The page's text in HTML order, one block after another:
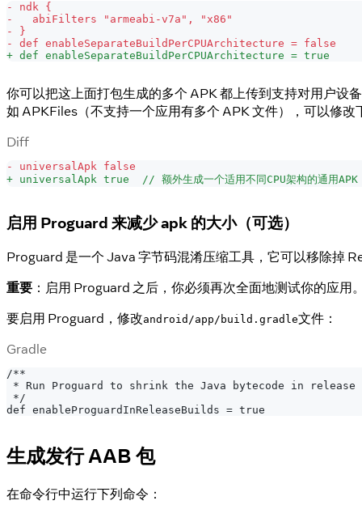
-
ndk {
-
   abiFilters "armeabi-v7a", "x86"
-
}
-
def enableSeparateBuildPerCPUArchitecture = false
+ def enableSeparateBuildPerCPUArchitecture = true
你可以把这上面打包生成的多个 APK 都上传到支持对用户
如 APKFiles（不支持一个应用有多个 APK 文件），可以修
Diff
-
universalApk false
+ universalApk true  // 额外生成一个适用不同CPU架构的通用APK
启用 Proguard 来减少 apk 的大小（可选）
Proguard 是一个 Java 字节码混淆压缩工具，它可以移除掉
重要 ：启用 Proguard 之后，你必须再次全面地测试你的应
要启用 Proguard，修改android/app/build.gradle文件：
Gradle
/**
* Run Proguard to shrink the Java bytecode in
*/
def enableProguardInReleaseBuilds = true
生成发行 AAB 包
在命令行中运行下列命令：